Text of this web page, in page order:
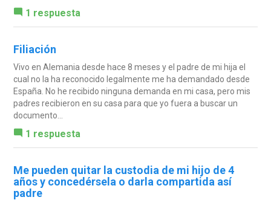
1 respuesta
Filiación
Vivo en Alemania desde hace 8 meses y el padre de mi hija el
cual no la ha reconocido legalmente me ha demandado desde
España. No he recibido ninguna demanda en mi casa, pero mis
padres recibieron en su casa para que yo fuera a buscar un
documento...
1 respuesta
Me pueden quitar la custodia de mi hijo de 4
años y concedérsela o darla compartida así
padre